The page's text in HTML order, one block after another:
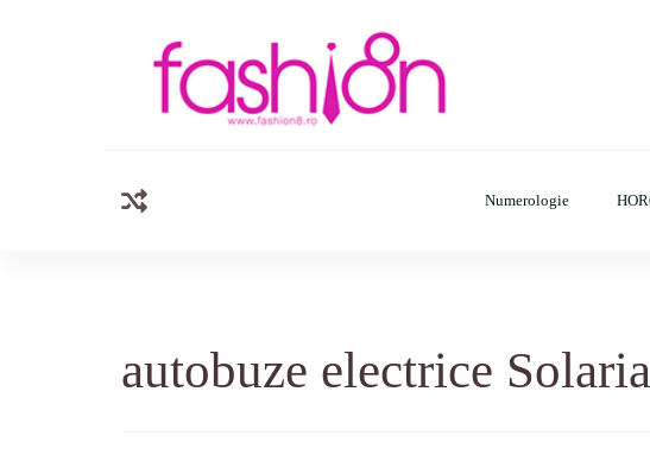
Numerologie
autobuze electrice Solaria